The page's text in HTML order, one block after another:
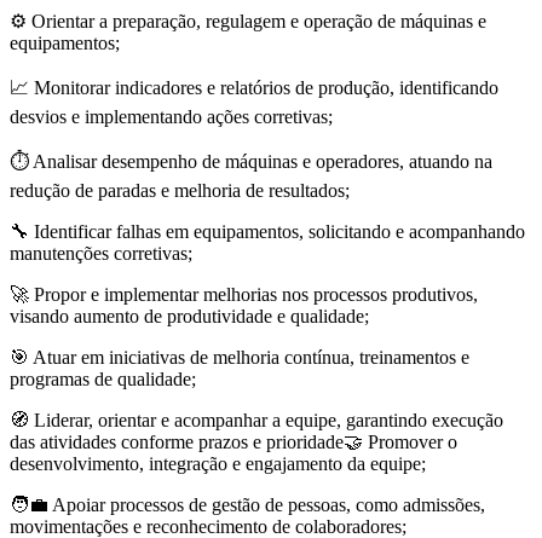
⚙️ Orientar a preparação, regulagem e operação de máquinas e
equipamentos;
📈 Monitorar indicadores e relatórios de produção, identificando
desvios e implementando ações corretivas;
⏱️ Analisar desempenho de máquinas e operadores, atuando na
redução de paradas e melhoria de resultados;
🔧 Identificar falhas em equipamentos, solicitando e acompanhando
manutenções corretivas;
🚀 Propor e implementar melhorias nos processos produtivos,
visando aumento de produtividade e qualidade;
🎯 Atuar em iniciativas de melhoria contínua, treinamentos e
programas de qualidade;
🧭 Liderar, orientar e acompanhar a equipe, garantindo execução
das atividades conforme prazos e prioridade🤝 Promover o
desenvolvimento, integração e engajamento da equipe;
🧑‍💼 Apoiar processos de gestão de pessoas, como admissões,
movimentações e reconhecimento de colaboradores;